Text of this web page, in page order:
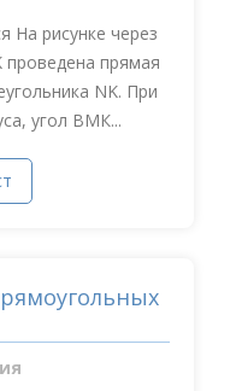
На рисунке через
прямая
NK. При
угол ВМК...